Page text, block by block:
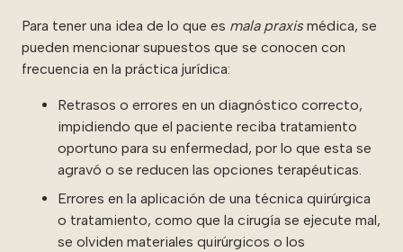
Para tener una idea de lo que es mala praxismédica, se
pueden mencionar supuestos que se conocen con
frecuencia en la práctica jurídica:
Retrasos o errores en un diagnóstico correcto,
impidiendo que el paciente reciba tratamiento
oportuno para su enfermedad, por lo que esta se
agravó o se reducen las opciones terapéuticas.
Errores en la aplicación de una técnica quirúrgica
o tratamiento, como que la cirugía se ejecute mal,
se olviden materiales quirúrgicos o los